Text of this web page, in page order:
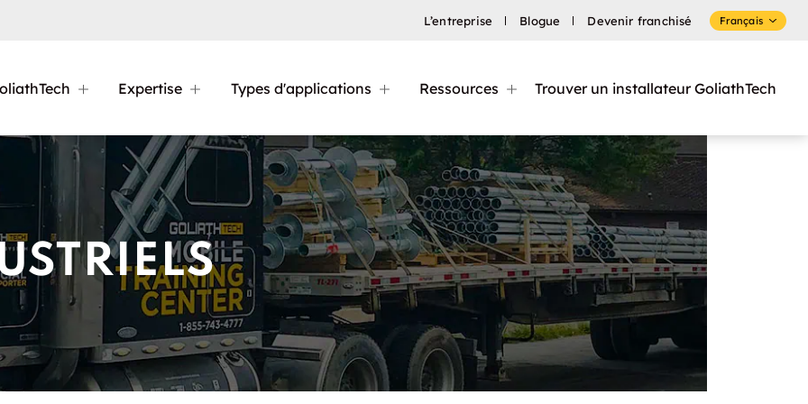
L’entreprise Blogue Devenir franchisé Français
Expertise Types d'applications Ressources Trouver un installateur GoliathTech